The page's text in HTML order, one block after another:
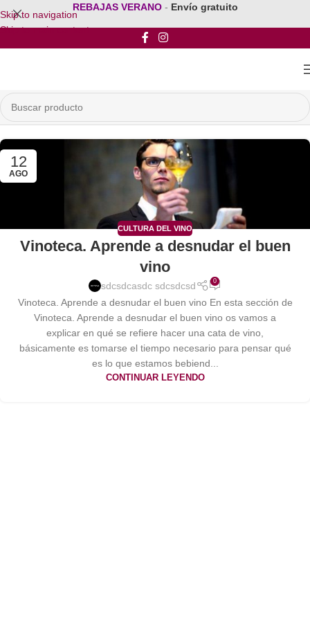
Skip to navigation
Skip to main content
REBAJAS VERANO - Envío gratuito
12
AGO
CULTURA DEL VINO
Vinoteca. Aprende a desnudar el buen
vino
sdcsdcasdc sdcsdcsd 0
Vinoteca. Aprende a desnudar el buen vino En esta sección de
Vinoteca. Aprende a desnudar el buen vino os vamos a
explicar en qué se refiere hacer una cata de vino,
básicamente es tomarse el tiempo necesario para pensar qué
es lo que estamos bebiend...
CONTINUAR LEYENDO